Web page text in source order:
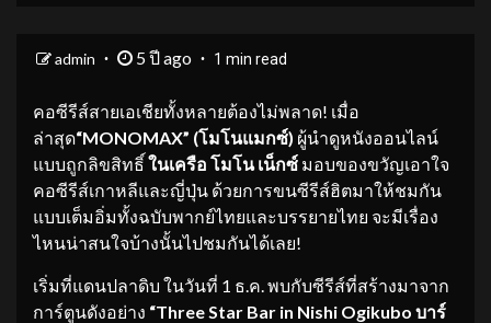
admin 5 ปี ago 1 min read
คอซีรีส์สายเอเชียทั้งหลายต้องไม่พลาด! เมื่อ
ล่าสุด“MONOMAX” (โมโนแมกซ์) ผู้นำดูหนังออนไลน์
แบบถูกลิขสิทธิ์ในเครือ โมโน เน็กซ์ มอบของขวัญเอาใจ
คอซีรีส์เกาหลีและญี่ปุ่น ด้วยการขนซีรีส์ฮิตมาให้ชมกัน
แบบเต็มอิ่มทั้งฉบับพากย์ไทยและบรรยายไทย จะมีเรื่อง
ไหนน่าสนใจบ้างนั้นไปชมกันได้เลย!
เริ่มที่แดนปลาดิบ ในวันที่ 1 ธ.ค. พบกับซีรีส์ที่สร้างมาจาก
การ์ตูนดังอย่าง “Three Star Bar in Nishi Ogikubo บาร์